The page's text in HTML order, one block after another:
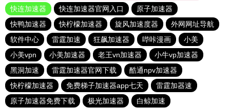
快连加速器
快连加速器官网入口
原子加速器
快鸭加速器
快柠檬加速器 旋风加速度器
外网网址导航
软件中心
雷霆加速 狂飙加速器 哔咔漫画
小美
小美vpn
小美加速器 老王vn加速器
小牛vp加速器
黑洞加速
雷霆加速器官网下载
酷通npv加速器
快柠檬加速器
免费梯子加速器app七天
雷霆加器速
原子加速器免费下载
极光加速器 白鲸加速